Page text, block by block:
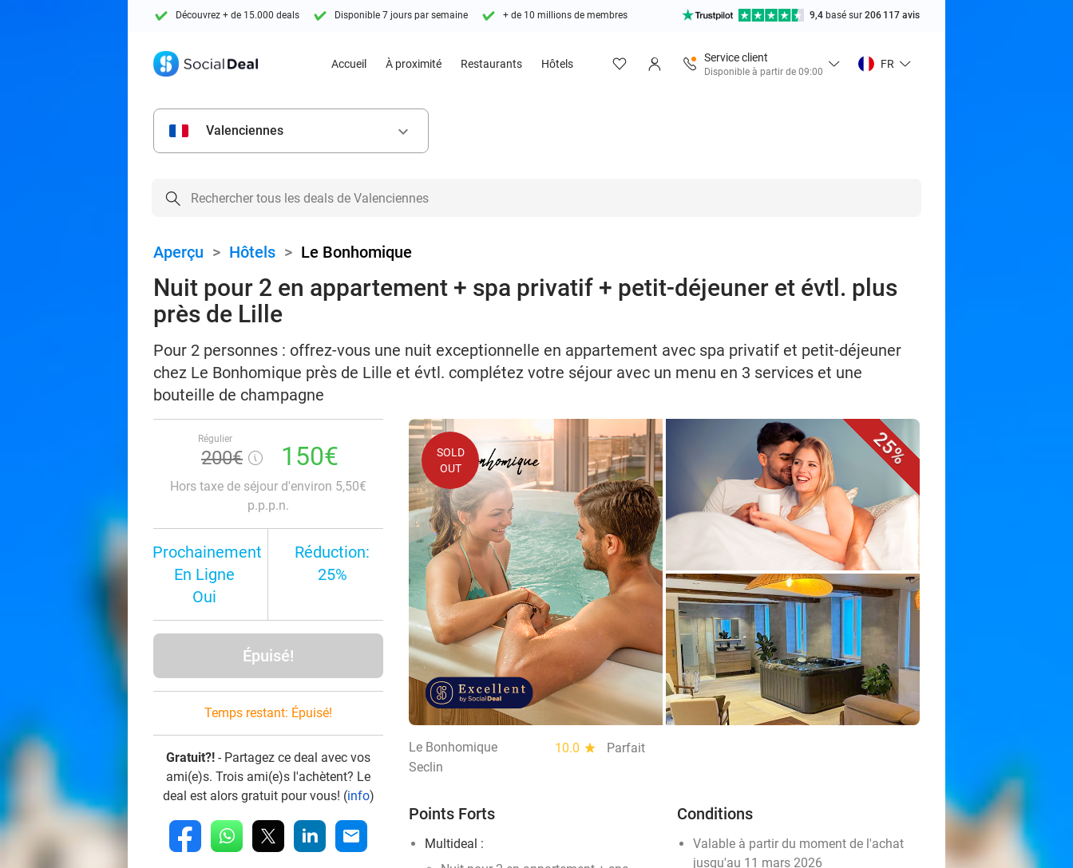
Découvrez + de 15.000 deals Disponible 7 jours par semaine + de 10 millions de membres 9,4 basé sur 206 117 avis
Accueil À proximité Restaurants Hôtels
Service client
Disponible à partir de 09:00
FR
Valenciennes keyboard_arrow_down
Aperçu > Hôtels > Le Bonhomique
Nuit pour 2 en appartement + spa privatif + petit-déjeuner et évtl. plus
près de Lille
Pour 2 personnes : offrez-vous une nuit exceptionnelle en appartement avec spa privatif et petit-déjeuner
chez Le Bonhomique près de Lille et évtl. complétez votre séjour avec un menu en 3 services et une
bouteille de champagne
Régulier
200€ 150€
Hors taxe de séjour d'environ 5,50€
p.p.p.n.
Prochainement
En Ligne
Oui
Réduction:
25%
Épuisé!
Temps restant: Épuisé!
Gratuit?! - Partagez ce deal avec vos
ami(e)s. Trois ami(e)s l'achètent? Le
deal est alors gratuit pour vous! (info)
fb whatsapp linkedin mail
25%
SOLD
OUT
Le Bonhomique 10.0 star
Parfait
Seclin
Points Forts
Multideal :
Conditions
Valable à partir du moment de l'achat
jusqu'au 11 mars 2026